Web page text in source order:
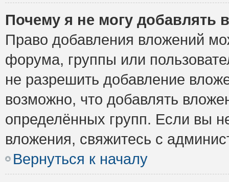
Почему я не могу добавлять
Право добавления вложений
форума, группы или
не разрешить добавление
возможно, что добавлять
определённых групп. Если вы
вложения, свяжитесь с
Вернуться к началу